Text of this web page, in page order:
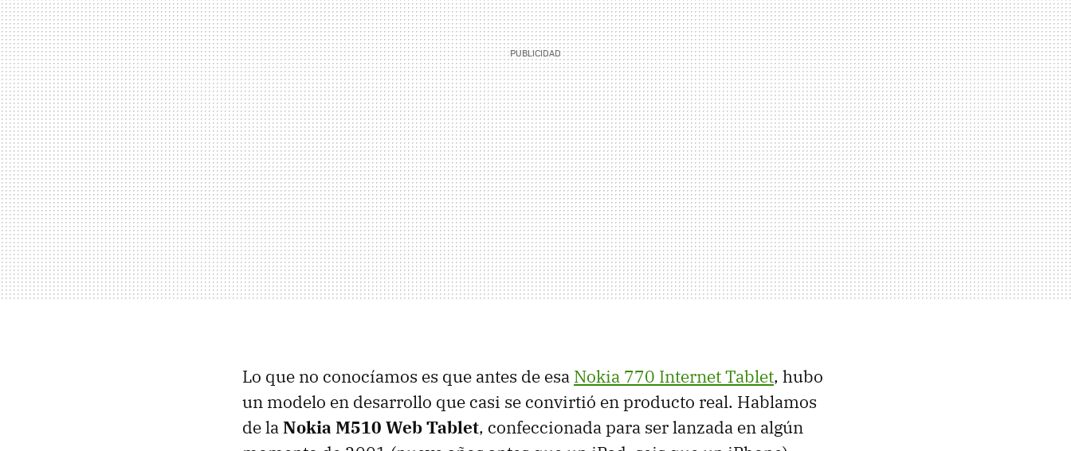
Lo que no conocíamos es que antes de esa Nokia 770 Internet Tablet, hubo
un modelo en desarrollo que casi se convirtió en producto real. Hablamos
de laNokia M510 Web Tablet, confeccionada para ser lanzada en algún